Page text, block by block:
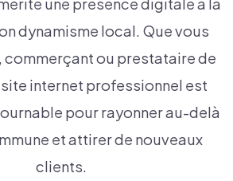
une présence digitale à la
dynamisme local. Que vous
commerçant ou prestataire de
internet professionnel est
pour rayonner au-delà
et attirer de nouveaux
clients.